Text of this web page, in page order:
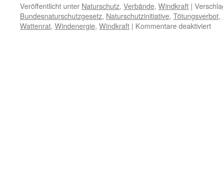
Veröffentlicht unter Naturschutz, Verbände, Windkraft |
Bundesnaturschutzgesetz, Naturschutzinitiative, Tötungsverbot,
Wattenrat, Windenergie, Windkraft | Kommentare deaktiviertfür